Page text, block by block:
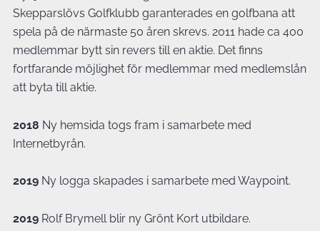
Skepparslövs Golfklubb garanterades en golfbana att
spela på de närmaste 50 åren skrevs. 2011 hade ca 400
medlemmar bytt sin revers till en aktie. Det finns
fortfarande möjlighet för medlemmar med medlemslån
att byta till aktie.
2018 Ny hemsida togs fram i samarbete med
Internetbyrån.
2019Ny logga skapades i samarbete med Waypoint.
2019Rolf Brymell blir ny Grönt Kort utbildare.